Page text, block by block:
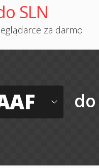
SLN
za darmo
do